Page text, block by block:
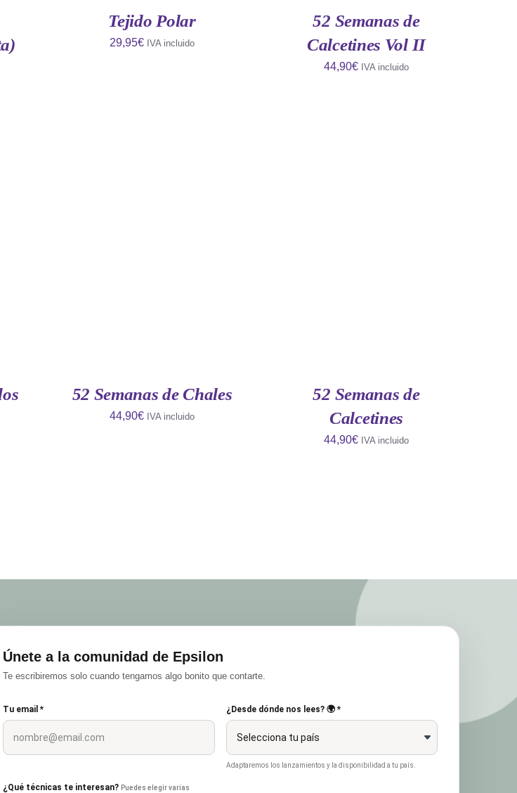
Tejido Polar
29,95€ IVA incluido
52 Semanas de
Calcetines Vol II
44,90€ IVA incluido
52 Semanas de Chales
44,90€ IVA incluido
52 Semanas de
Calcetines
44,90€ IVA incluido
Únete a la comunidad de Epsilon
Te escribiremos solo cuando tengamos algo bonito que contarte.
Tu email * ¿Desde dónde nos lees? 🌍 *
Adaptaremos los lanzamientos y la disponibilidad a tu país.
¿Qué técnicas te interesan? Puedes elegir varias